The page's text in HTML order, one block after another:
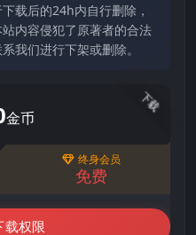
载后的24h内自行删除，
内容侵犯了原著者的合法
我们进行下架或删除。
下载
金币
终身会员
免费
载权限